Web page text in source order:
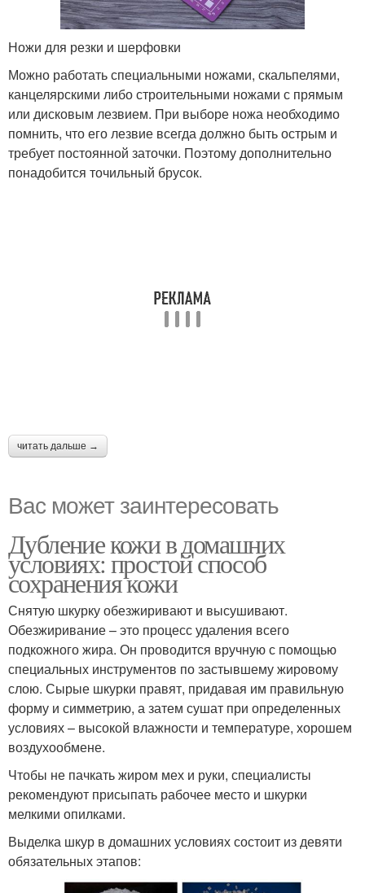
Ножи для резки и шерфовки
Можно работать специальными ножами, скальпелями,
канцелярскими либо строительными ножами с прямым
или дисковым лезвием. При выборе ножа необходимо
помнить, что его лезвие всегда должно быть острым и
требует постоянной заточки. Поэтому дополнительно
понадобится точильный брусок.
читать дальше →
Вас может заинтересовать
Дубление кожи в домашних
условиях: простой способ
сохранения кожи
Снятую шкурку обезжиривают и высушивают.
Обезжиривание – это процесс удаления всего
подкожного жира. Он проводится вручную с помощью
специальных инструментов по застывшему жировому
слою. Сырые шкурки правят, придавая им правильную
форму и симметрию, а затем сушат при определенных
условиях – высокой влажности и температуре, хорошем
воздухообмене.
Чтобы не пачкать жиром мех и руки, специалисты
рекомендуют присыпать рабочее место и шкурки
мелкими опилками.
Выделка шкур в домашних условиях состоит из девяти
обязательных этапов: